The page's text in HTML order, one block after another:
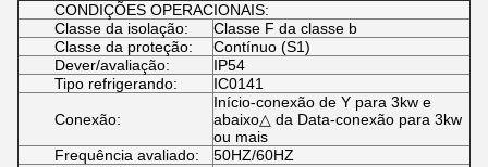
CONDIÇÕES OPERACIONAIS:
Classe da isolação:
Classe F da classe b
Classe da proteção:
Contínuo (S1)
Dever/avaliação:
IP54
Tipo refrigerando:
IC0141
Conexão:
Início-conexão de Y para 3kw e
abaixo△ da Data-conexão para 3kw
ou mais
Frequência avaliado:
50HZ/60HZ